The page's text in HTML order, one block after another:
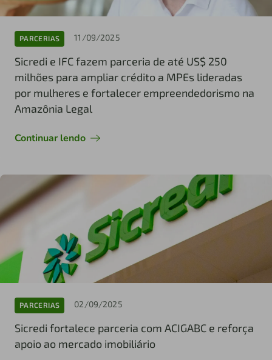
PARCERIAS 11/09/2025
Sicredi e IFC fazem parceria de até US$ 250
milhões para ampliar crédito a MPEs lideradas
por mulheres e fortalecer empreendedorismo na
Amazônia Legal
Continuar lendo
PARCERIAS 02/09/2025
Sicredi fortalece parceria com ACIGABC e reforça
apoio ao mercado imobiliário